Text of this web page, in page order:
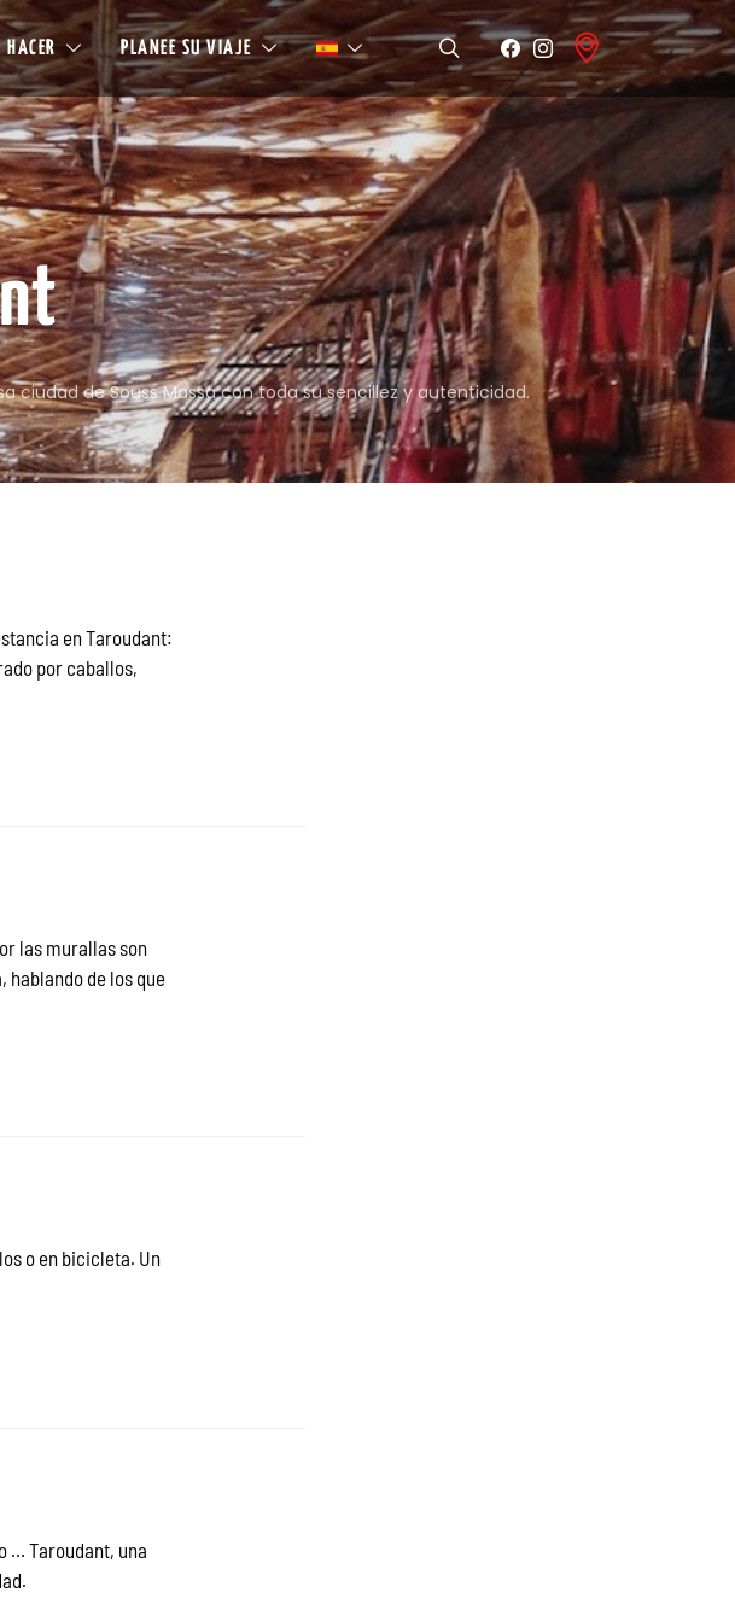
HACER PLANEE SU VIAJE
ciudad de Souss Massa con toda su sencillez y autenticidad.
en Taroudant:
por caballos,
las murallas son
de los que
o en bicicleta. Un
… Taroudant, una